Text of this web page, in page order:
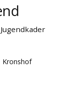
Jugendkader
Kronshof